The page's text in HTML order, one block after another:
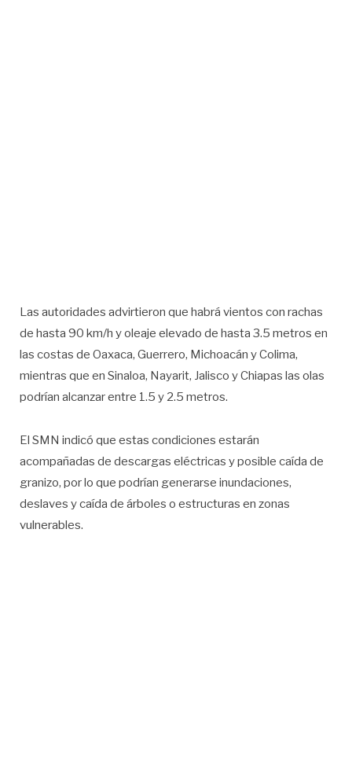
Las autoridades advirtieron que habrá vientos con rachas
de hasta 90 km/h y oleaje elevado de hasta 3.5 metros en
las costas de Oaxaca, Guerrero, Michoacán y Colima,
mientras que en Sinaloa, Nayarit, Jalisco y Chiapas las olas
podrían alcanzar entre 1.5 y 2.5 metros.
El SMN indicó que estas condiciones estarán
acompañadas de descargas eléctricas y posible caída de
granizo, por lo que podrían generarse inundaciones,
deslaves y caída de árboles o estructuras en zonas
vulnerables.